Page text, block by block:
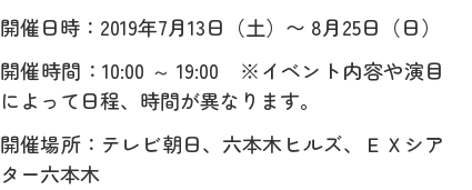
開催日時：2019年7月13日（土）〜 8月25日（日）
開催時間：10:00 ～ 19:00 ※イベント内容や演目
によって日程、時間が異なります。
開催場所：テレビ朝日、六本木ヒルズ、ＥＸシア
ター六本木